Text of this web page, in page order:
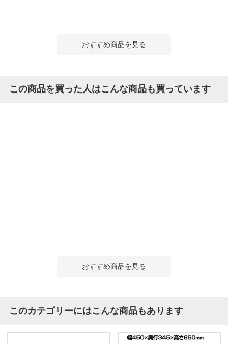
おすすめ商品を見る
この商品を買った人はこんな商品も買っています
おすすめ商品を見る
このカテゴリーにはこんな商品もあります